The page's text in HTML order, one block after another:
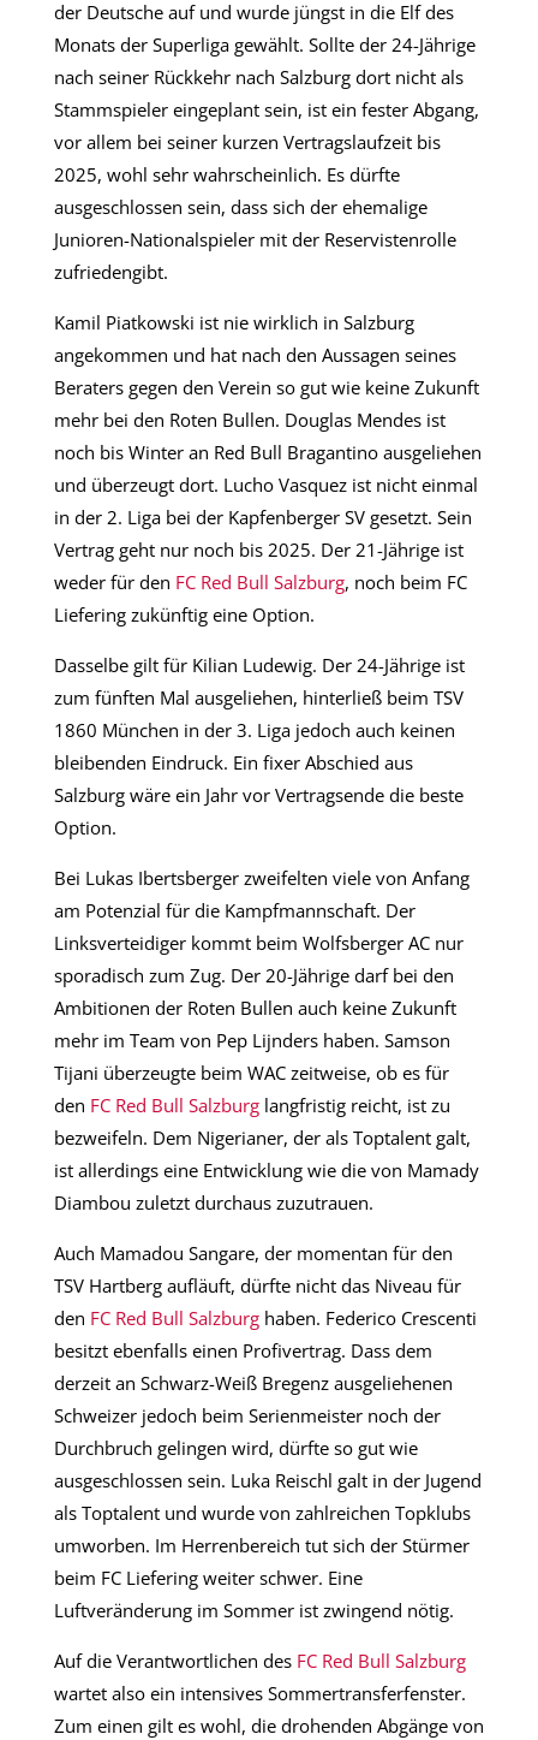
der Deutsche auf und wurde jüngst in die Elf des
Monats der Superliga gewählt. Sollte der 24-Jährige
nach seiner Rückkehr nach Salzburg dort nicht als
Stammspieler eingeplant sein, ist ein fester Abgang,
vor allem bei seiner kurzen Vertragslaufzeit bis
2025, wohl sehr wahrscheinlich. Es dürfte
ausgeschlossen sein, dass sich der ehemalige
Junioren-Nationalspieler mit der Reservistenrolle
zufriedengibt.
Kamil Piatkowski ist nie wirklich in Salzburg
angekommen und hat nach den Aussagen seines
Beraters gegen den Verein so gut wie keine Zukunft
mehr bei den Roten Bullen. Douglas Mendes ist
noch bis Winter an Red Bull Bragantino ausgeliehen
und überzeugt dort. Lucho Vasquez ist nicht einmal
in der 2. Liga bei der Kapfenberger SV gesetzt. Sein
Vertrag geht nur noch bis 2025. Der 21-Jährige ist
weder für den FC Red Bull Salzburg, noch beim FC
Liefering zukünftig eine Option.
Dasselbe gilt für Kilian Ludewig. Der 24-Jährige ist
zum fünften Mal ausgeliehen, hinterließ beim TSV
1860 München in der 3. Liga jedoch auch keinen
bleibenden Eindruck. Ein fixer Abschied aus
Salzburg wäre ein Jahr vor Vertragsende die beste
Option.
Bei Lukas Ibertsberger zweifelten viele von Anfang
am Potenzial für die Kampfmannschaft. Der
Linksverteidiger kommt beim Wolfsberger AC nur
sporadisch zum Zug. Der 20-Jährige darf bei den
Ambitionen der Roten Bullen auch keine Zukunft
mehr im Team von Pep Lijnders haben. Samson
Tijani überzeugte beim WAC zeitweise, ob es für
den FC Red Bull Salzburg langfristig reicht, ist zu
bezweifeln. Dem Nigerianer, der als Toptalent galt,
ist allerdings eine Entwicklung wie die von Mamady
Diambou zuletzt durchaus zuzutrauen.
Auch Mamadou Sangare, der momentan für den
TSV Hartberg aufläuft, dürfte nicht das Niveau für
den FC Red Bull Salzburg haben. Federico Crescenti
besitzt ebenfalls einen Profivertrag. Dass dem
derzeit an Schwarz-Weiß Bregenz ausgeliehenen
Schweizer jedoch beim Serienmeister noch der
Durchbruch gelingen wird, dürfte so gut wie
ausgeschlossen sein. Luka Reischl galt in der Jugend
als Toptalent und wurde von zahlreichen Topklubs
umworben. Im Herrenbereich tut sich der Stürmer
beim FC Liefering weiter schwer. Eine
Luftveränderung im Sommer ist zwingend nötig.
Auf die Verantwortlichen des FC Red Bull Salzburg
wartet also ein intensives Sommertransferfenster.
Zum einen gilt es wohl, die drohenden Abgänge von